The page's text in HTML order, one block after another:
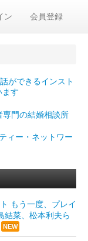
ン 会員登録
もう一度、プレイ
結菜、松本利夫ら
NEW